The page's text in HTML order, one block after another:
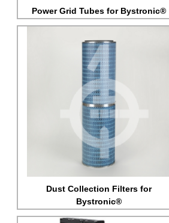
Power Grid Tubes for Bystronic®
Dust Collection Filters for
Bystronic®